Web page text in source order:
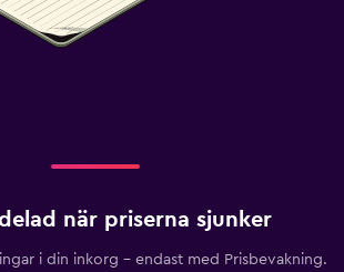
när priserna sjunker
i din inkorg – endast med Prisbevakning.